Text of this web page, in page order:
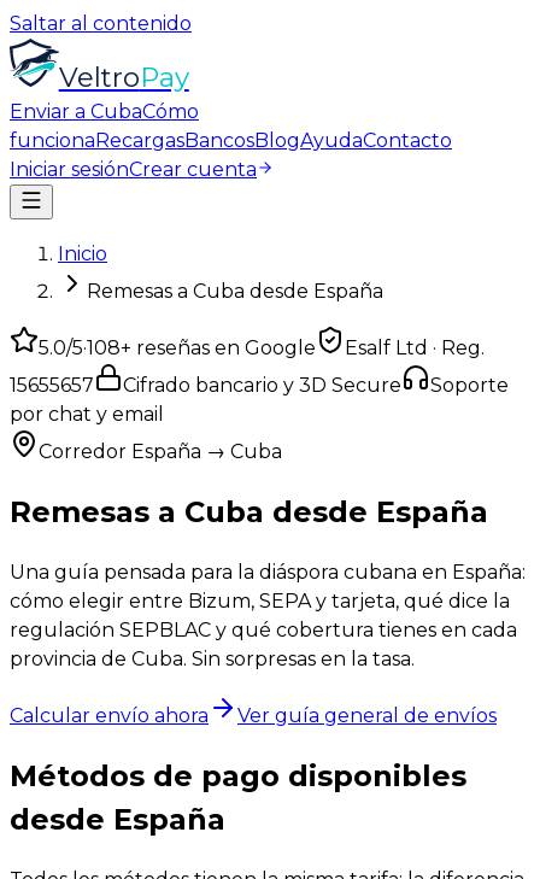
Saltar al contenido
VeltroPay
Enviar a CubaCómo
funcionaRecargasBancosBlogAyudaContacto
Iniciar sesiónCrear cuenta
Inicio
Remesas a Cuba desde España
5.0/5·108+ reseñas en Google
Esalf Ltd · Reg.
15655657
Cifrado bancario y 3D Secure
Soporte
por chat y email
Corredor España → Cuba
Remesas a Cuba desde España
Una guía pensada para la diáspora cubana en España:
cómo elegir entre Bizum, SEPA y tarjeta, qué dice la
regulación SEPBLAC y qué cobertura tienes en cada
provincia de Cuba. Sin sorpresas en la tasa.
Calcular envío ahora Ver guía general de envíos
Métodos de pago disponibles
desde España